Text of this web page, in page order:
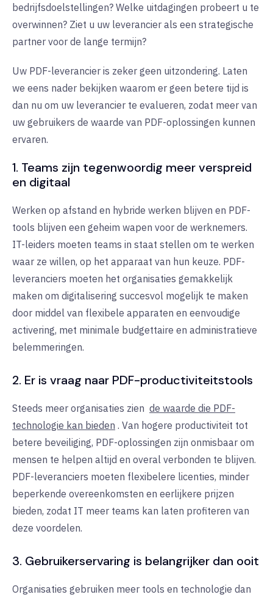
bedrijfsdoelstellingen? Welke uitdagingen probeert u te
overwinnen? Ziet u uw leverancier als een strategische
partner voor de lange termijn?
Uw PDF-leverancier is zeker geen uitzondering. Laten
we eens nader bekijken waarom er geen betere tijd is
dan nu om uw leverancier te evalueren, zodat meer van
uw gebruikers de waarde van PDF-oplossingen kunnen
ervaren.
1. Teams zijn tegenwoordig meer verspreid
en digitaal
Werken op afstand en hybride werken blijven en PDF-
tools blijven een geheim wapen voor de werknemers.
IT-leiders moeten teams in staat stellen om te werken
waar ze willen, op het apparaat van hun keuze. PDF-
leveranciers moeten het organisaties gemakkelijk
maken om digitalisering succesvol mogelijk te maken
door middel van flexibele apparaten en eenvoudige
activering, met minimale budgettaire en administratieve
belemmeringen.
2. Er is vraag naar PDF-productiviteitstools
Steeds meer organisaties zien de waarde die PDF-
technologie kan bieden . Van hogere productiviteit tot
betere beveiliging, PDF-oplossingen zijn onmisbaar om
mensen te helpen altijd en overal verbonden te blijven.
PDF-leveranciers moeten flexibelere licenties, minder
beperkende overeenkomsten en eerlijkere prijzen
bieden, zodat IT meer teams kan laten profiteren van
deze voordelen.
3. Gebruikerservaring is belangrijker dan ooit
Organisaties gebruiken meer tools en technologie dan